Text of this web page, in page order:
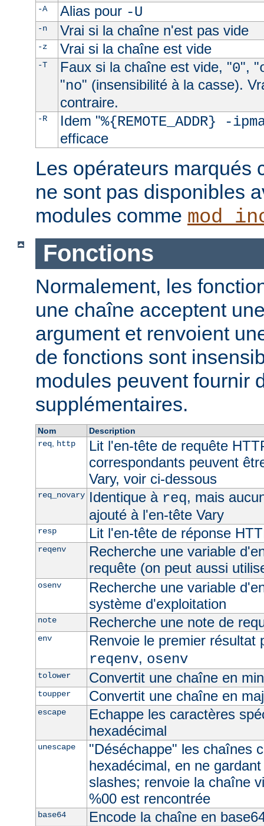
-A Alias pour -U
-n Vrai si la chaîne n'est pas vide
-z Vrai si la chaîne est vide
-T Faux si la chaîne est vide, "0", "
"no" (insensibilité à la casse).
contraire.
-R Idem "%{REMOTE_ADDR} -
efficace
Les opérateurs marqués
ne sont pas disponibles
modules comme
Fonctions
Normalement, les
une chaîne acceptent
argument et renvoient
de fonctions sont
modules peuvent fournir
supplémentaires.
Nom
Description
req, http
Lit l'en-tête de requête
correspondants peuvent
Vary, voir ci-dessous
req_novary Identique à req, mais
ajouté à l'en-tête Vary
resp Lit l'en-tête de réponse
reqenv
Recherche une variable
requête (on peut aussi
osenv
Recherche une variable
système d'exploitation
note Recherche une note de
env
Renvoie le premier résultat
reqenv, osenv
tolower Convertit une chaîne en
toupper Convertit une chaîne en
escape
Echappe les caractères
hexadécimal
unescape
"Déséchappe" les chaînes
hexadécimal, en ne
slashes; renvoie la chaîne
%00 est rencontrée
base64 Encode la chaîne en